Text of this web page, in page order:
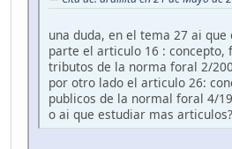
una duda, en el tema 27 ai
parte el articulo 16 : concepto,
tributos de la norma foral 2/
por otro lado el articulo 26:
publicos de la normal foral 4/
o ai que estudiar mas articulos?